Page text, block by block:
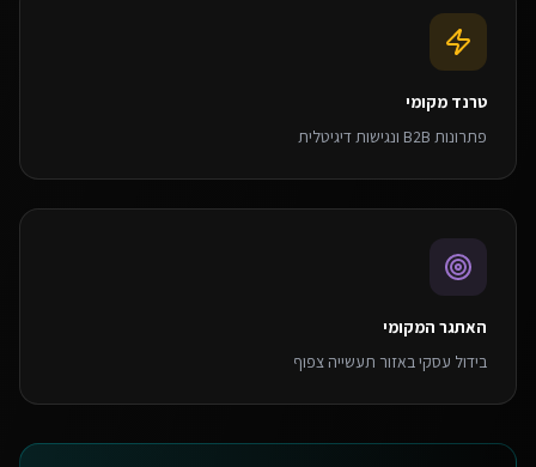
טרנד מקומי
פתרונות B2B ונגישות דיגיטלית
האתגר המקומי
בידול עסקי באזור תעשייה צפוף